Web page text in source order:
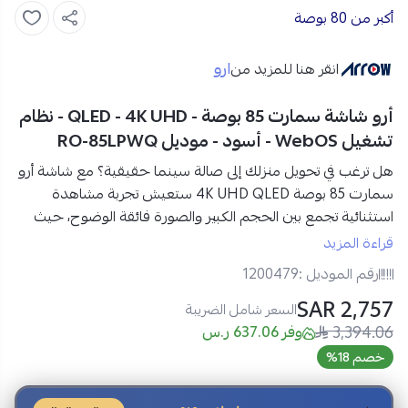
أكبر من 80 بوصة
انقر هنا للمزيد منارو
أرو شاشة سمارت 85 بوصة - QLED - 4K UHD - نظام
تشغيل WebOS - أسود - موديل RO-85LPWQ
هل ترغب في تحويل منزلك إلى صالة سينما حقيقية؟ مع شاشة أرو
سمارت 85 بوصة 4K UHD QLED
ستعيش تجربة مشاهدة
استثنائية تجمع بين الحجم الكبير والصورة فائقة الوضوح، حيث
تتحول الأفلام والمباريات إلى عرض بصري نابض بالحياة بكل
التفاصيل.
الذكي الذي يمنحك تحكمًا سلسًا وسريعًا في كل محتوى ترفيهي
تحبه.
مواصفات شاشة أرو سمارت 85 بوصة في السعودية:
قراءة المزيد
رقم الموديل :1200479
2,757 SAR السعر شامل الضريبة
3,394.06 وفر 637.06 ر.س
خصم 18%